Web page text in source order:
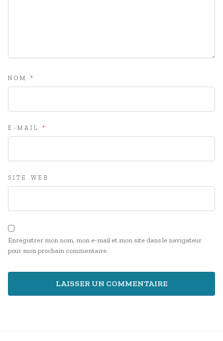
NOM *
E-MAIL *
SITE WEB
Enregistrer mon nom, mon e-mail et mon site dans le navigateur
pour mon prochain commentaire.